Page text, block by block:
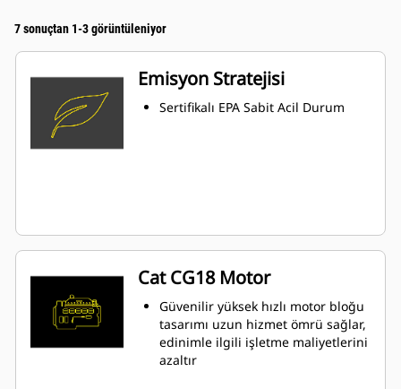
7 sonuçtan 1-3 görüntüleniyor
Emisyon Stratejisi
Sertifikalı EPA Sabit Acil Durum
Cat CG18 Motor
Güvenilir yüksek hızlı motor bloğu
tasarımı uzun hizmet ömrü sağlar,
edinimle ilgili işletme maliyetlerini
azaltır